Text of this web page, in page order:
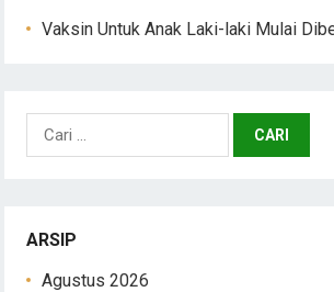
Vaksin Untuk Anak Laki-laki Mulai
untuk:
ARSIP
Agustus 2026